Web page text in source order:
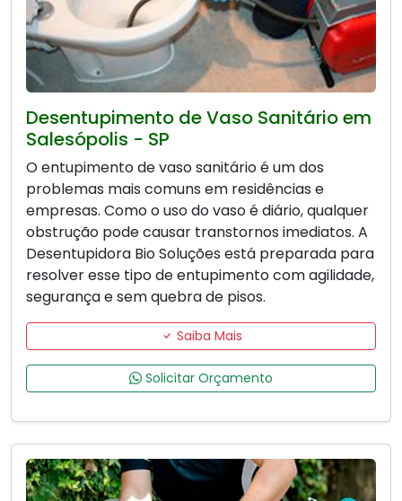
Desentupimento de Vaso Sanitário em
Salesópolis - SP
O entupimento de vaso sanitário é um dos
problemas mais comuns em residências e
empresas. Como o uso do vaso é diário, qualquer
obstrução pode causar transtornos imediatos. A
Desentupidora Bio Soluções está preparada para
resolver esse tipo de entupimento com agilidade,
segurança e sem quebra de pisos.
Saiba Mais
Solicitar Orçamento